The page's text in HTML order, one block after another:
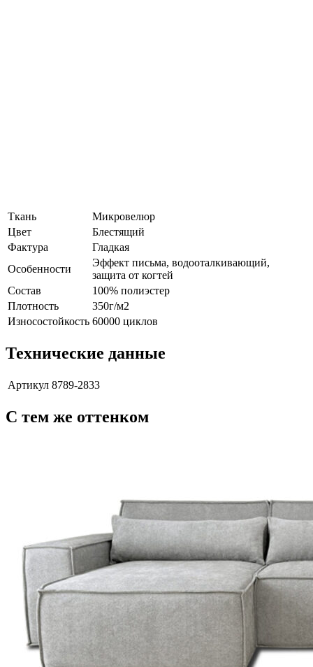
Ткань
Микровелюр
Цвет
Блестящий
Фактура
Гладкая
Особенности
Эффект письма, водооталкивающий,
защита от когтей
Состав
100% полиэстер
Плотность
350г/м2
Износостойкость 60000 циклов
Технические данные
Артикул 8789-2833
С тем же оттенком